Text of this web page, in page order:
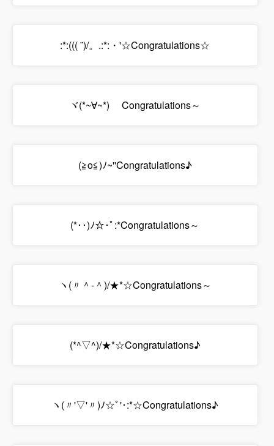
:*:((( ¨)/。.:*:・'☆Congratulations☆
ヾ(*~∀~*)ゞ Congratulations～
(≧o≦)ﾉ~''Congratulations♪
(*･･)ﾉ☆･ﾟ:*Congratulations～
ヽ(〃＾-＾)/★*☆Congratulations～
(*^▽^)/★*☆Congratulations♪
ヽ(〃'▽'〃)ﾉ☆ﾟ'･:*☆Congratulations♪